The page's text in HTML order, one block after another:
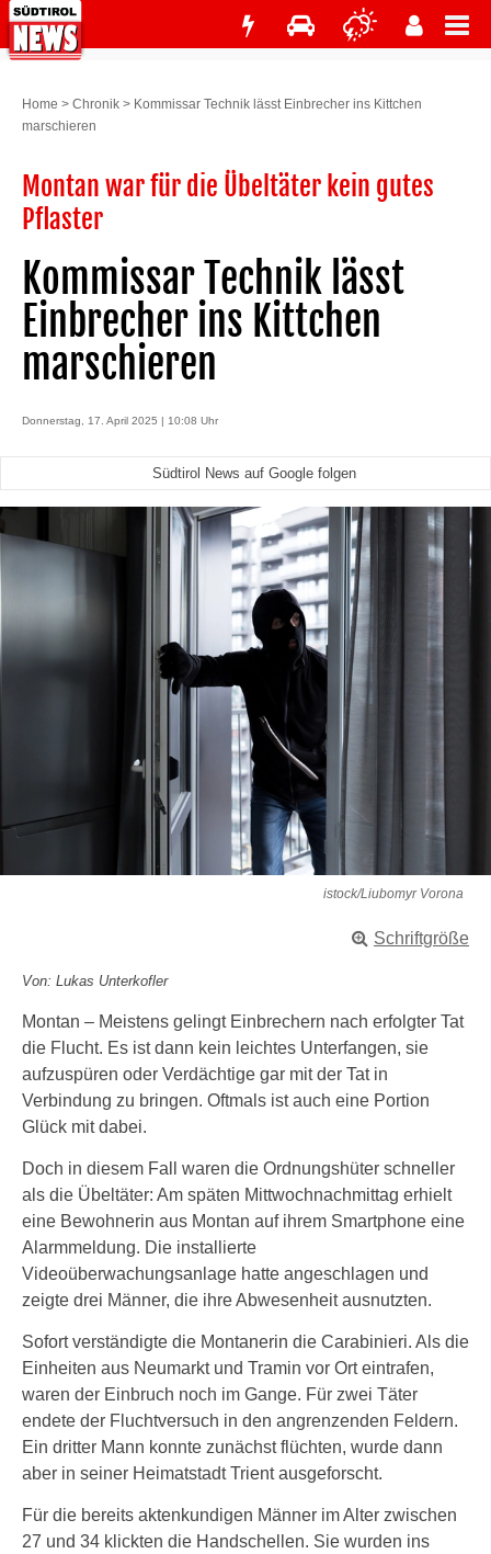
Home > Chronik > Kommissar Technik lässt Einbrecher ins Kittchen
marschieren
Montan war für die Übeltäter kein gutes
Pflaster
Kommissar Technik lässt
Einbrecher ins Kittchen
marschieren
Donnerstag, 17. April 2025 | 10:08 Uhr
Südtirol News auf Google folgen
istock/Liubomyr Vorona
Schriftgröße
Von: Lukas Unterkofler
Montan – Meistens gelingt Einbrechern nach erfolgter Tat
die Flucht. Es ist dann kein leichtes Unterfangen, sie
aufzuspüren oder Verdächtige gar mit der Tat in
Verbindung zu bringen. Oftmals ist auch eine Portion
Glück mit dabei.
Doch in diesem Fall waren die Ordnungshüter schneller
als die Übeltäter: Am späten Mittwochnachmittag erhielt
eine Bewohnerin aus Montan auf ihrem Smartphone eine
Alarmmeldung. Die installierte
Videoüberwachungsanlage hatte angeschlagen und
zeigte drei Männer, die ihre Abwesenheit ausnutzten.
Sofort verständigte die Montanerin die Carabinieri. Als die
Einheiten aus Neumarkt und Tramin vor Ort eintrafen,
waren der Einbruch noch im Gange. Für zwei Täter
endete der Fluchtversuch in den angrenzenden Feldern.
Ein dritter Mann konnte zunächst flüchten, wurde dann
aber in seiner Heimatstadt Trient ausgeforscht.
Für die bereits aktenkundigen Männer im Alter zwischen
27 und 34 klickten die Handschellen. Sie wurden ins